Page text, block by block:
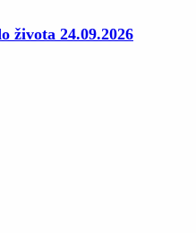
života 24.09.2026